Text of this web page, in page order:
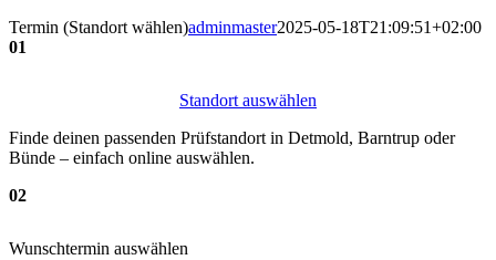
Termin (Standort wählen)adminmaster2025-05-18T21:09:51+02:00
01
Standort auswählen
Finde deinen passenden Prüfstandort in Detmold, Barntrup oder
Bünde – einfach online auswählen.
02
Wunschtermin auswählen